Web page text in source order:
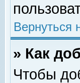
Вернуться
» Как
Чтобы